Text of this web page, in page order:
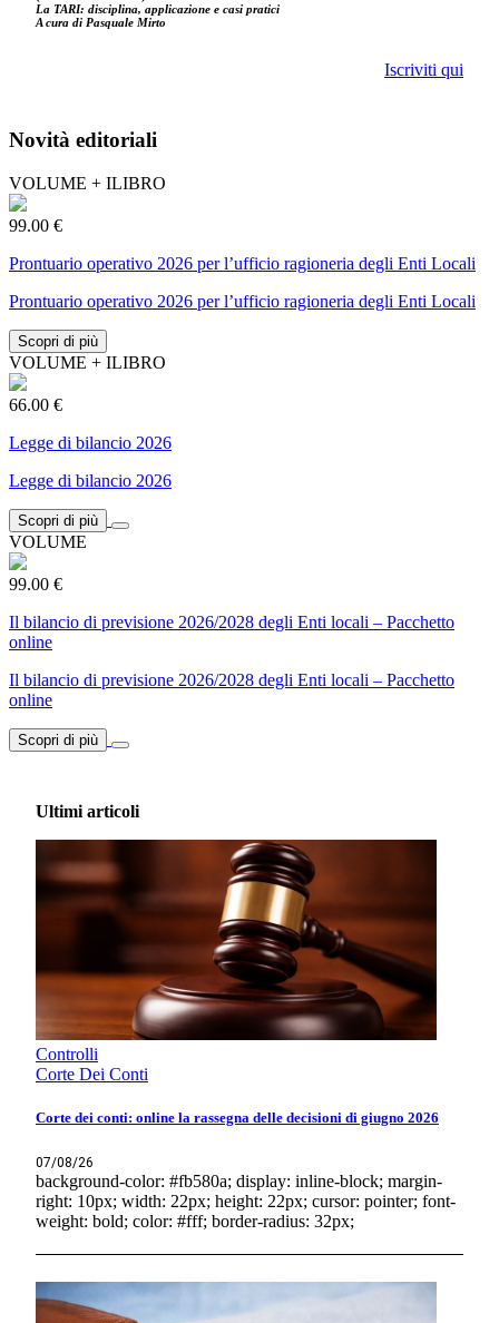
La TARI: disciplina, applicazione e casi pratici
A cura di Pasquale Mirto
Iscriviti qui
Novità editoriali
VOLUME + ILIBRO
99.00 €
Prontuario operativo 2026 per l’ufficio ragioneria degli Enti Locali
Prontuario operativo 2026 per l’ufficio ragioneria degli Enti Locali
Scopri di più
VOLUME + ILIBRO
66.00 €
Legge di bilancio 2026
Legge di bilancio 2026
Scopri di più
VOLUME
99.00 €
Il bilancio di previsione 2026/2028 degli Enti locali – Pacchetto
online
Il bilancio di previsione 2026/2028 degli Enti locali – Pacchetto
online
Scopri di più
Ultimi articoli
Controlli
Corte Dei Conti
Corte dei conti: online la rassegna delle decisioni di giugno 2026
07/08/26
background-color: #fb580a; display: inline-block; margin-
right: 10px; width: 22px; height: 22px; cursor: pointer; font-
weight: bold; color: #fff; border-radius: 32px;